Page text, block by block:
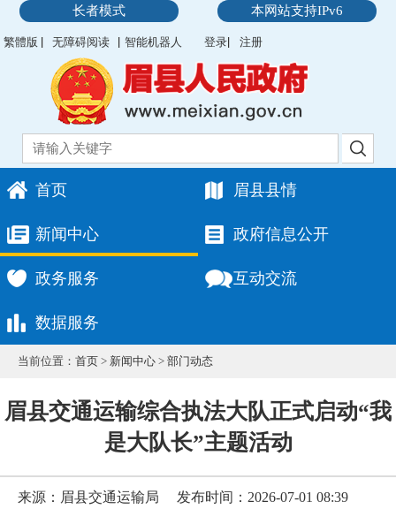
本网站支持IPv6
长者模式
繁體版 无障碍阅读 智能机器人 登录 注册
首页 眉县县情
新闻中心 政府信息公开
政务服务 互动交流
数据服务
当前位置： 首页 > 新闻中心 > 部门动态
眉县交通运输综合执法大队正式启动“我
是大队长”主题活动
来源：眉县交通运输局 发布时间：2026-07-01 08:39